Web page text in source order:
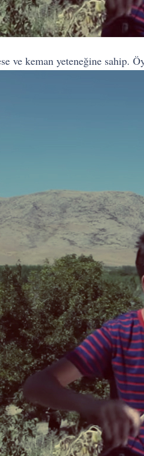
ve keman yeteneğine